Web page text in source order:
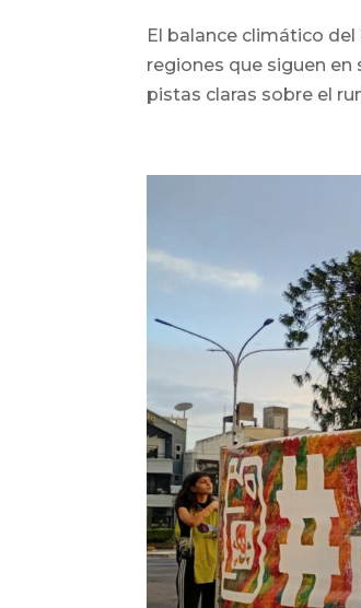
El balance climático
regiones que siguen en
pistas claras sobre el